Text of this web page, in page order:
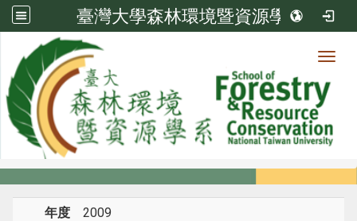
臺灣大學森林環境暨資源學系
系所成員
系所成員
年度 2009